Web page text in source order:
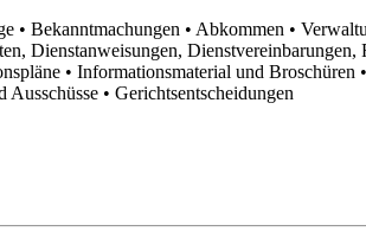
• Bekanntmachungen • Abkommen •
Dienstanweisungen,
• Informationsmaterial und Broschüren
Ausschüsse • Gerichtsentscheidungen